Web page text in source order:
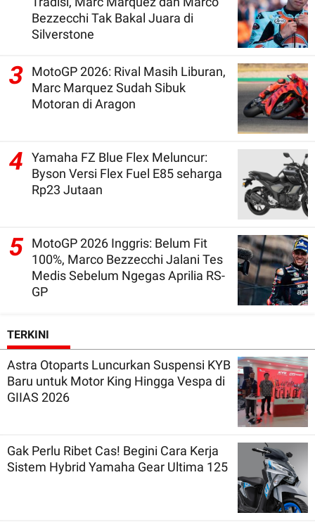
Bezzecchi Tak Bakal Juara di
Silverstone
3
MotoGP 2026: Rival Masih Liburan,
Marc Marquez Sudah Sibuk
Motoran di Aragon
4
Yamaha FZ Blue Flex Meluncur:
Byson Versi Flex Fuel E85 seharga
Rp23 Jutaan
5 MotoGP 2026 Inggris: Belum Fit
100%, Marco Bezzecchi Jalani Tes
Medis Sebelum Ngegas Aprilia RS-
GP
TERKINI
Astra Otoparts Luncurkan Suspensi KYB
Baru untuk Motor King Hingga Vespa di
GIIAS 2026
Gak Perlu Ribet Cas! Begini Cara Kerja
Sistem Hybrid Yamaha Gear Ultima 125